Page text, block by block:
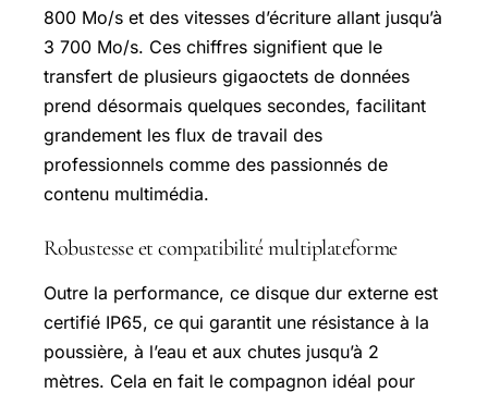
800 Mo/s et des vitesses d’écriture allant jusqu’à
3 700 Mo/s. Ces chiffres signifient que le
transfert de plusieurs gigaoctets de données
prend désormais quelques secondes, facilitant
grandement les flux de travail des
professionnels comme des passionnés de
contenu multimédia.
Robustesse et compatibilité multiplateforme
Outre la performance, ce disque dur externe est
certifié IP65, ce qui garantit une résistance à la
poussière, à l’eau et aux chutes jusqu’à 2
mètres. Cela en fait le compagnon idéal pour